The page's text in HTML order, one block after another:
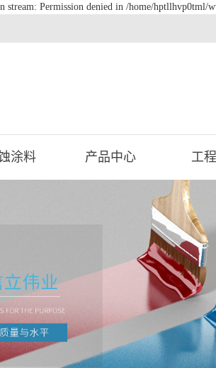
Permission denied in /home/hptllhvp0tml/
涂料 产品中心 工